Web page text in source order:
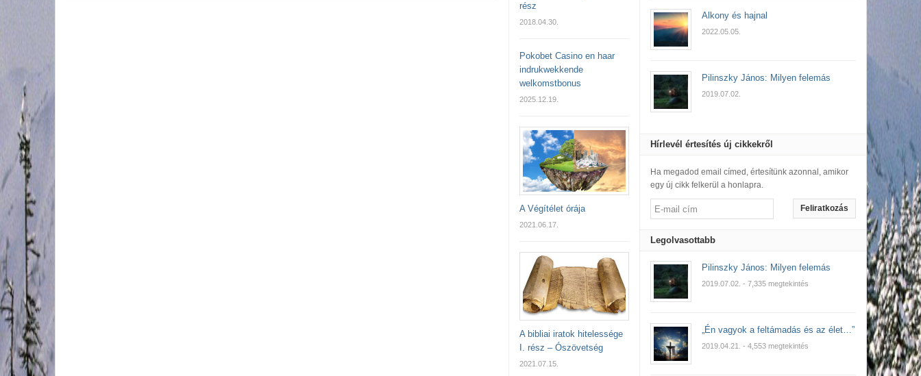
rész
2018.04.30.
Pokobet Casino en haar
indrukwekkende
welkomstbonus
2025.12.19.
A Végítélet órája
2021.06.17.
A bibliai iratok hitelessége
I. rész – Ószövetség
2021.07.15.
Alkony és hajnal
2022.05.05.
Pilinszky János: Milyen felemás
2019.07.02.
Hírlevél értesítés új cikkekről
Ha megadod email címed, értesítünk azonnal, amikor
egy új cikk felkerül a honlapra.
Feliratkozás
Legolvasottabb
Pilinszky János: Milyen felemás
2019.07.02. - 7,335 megtekintés
„Én vagyok a feltámadás és az élet…”
2019.04.21. - 4,553 megtekintés